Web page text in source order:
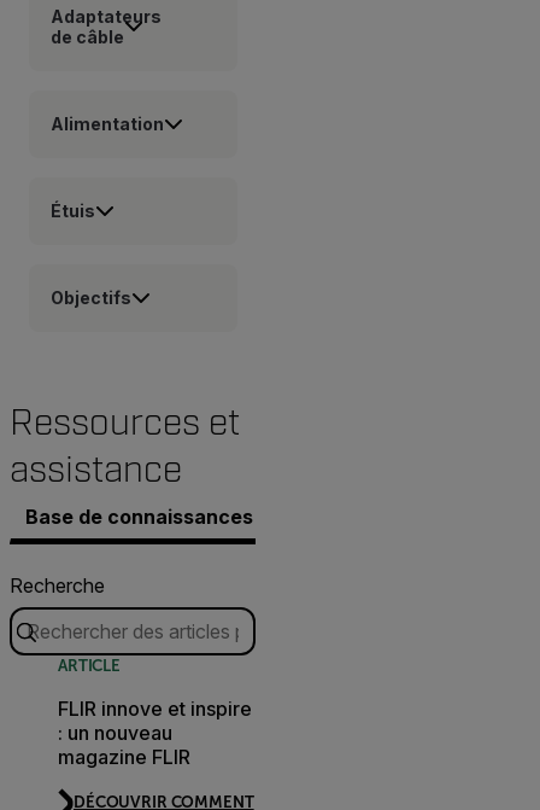
Adaptateurs
de câble
Alimentation
Étuis
Objectifs
Ressources et
assistance
Base de connaissances
Recherche
ARTICLE
FLIR innove et inspire
: un nouveau
magazine FLIR
DÉCOUVRIR COMMENT